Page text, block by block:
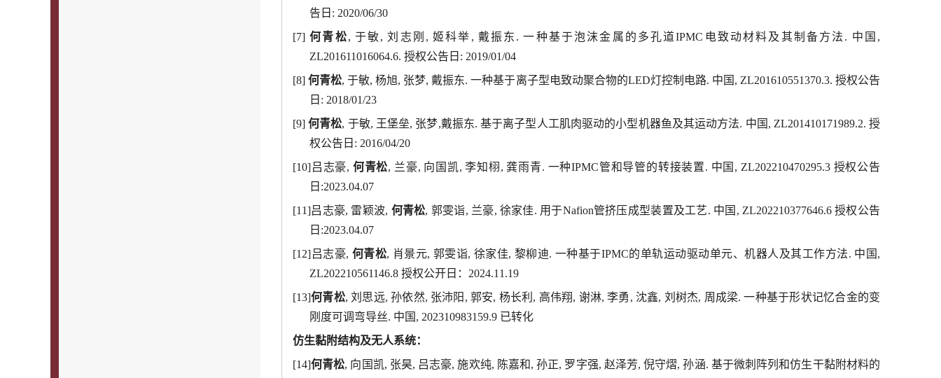
告日: 2020/06/30
[7]何青松, 于敏, 刘志刚, 姬科举, 戴振东. 一种基于泡沫金属的多孔道IPMC电致动材料及其制备方法. 中国,
ZL201611016064.6. 授权公告日: 2019/01/04
[8]何青松, 于敏, 杨旭, 张梦, 戴振东. 一种基于离子型电致动聚合物的LED灯控制电路. 中国, ZL201610551370.3. 授权公告
日: 2018/01/23
[9]何青松, 于敏, 王堡垒, 张梦,戴振东. 基于离子型人工肌肉驱动的小型机器鱼及其运动方法. 中国, ZL201410171989.2. 授
权公告日: 2016/04/20
[10]吕志豪, 何青松, 兰豪, 向国凯, 李知栩, 龚雨青. 一种IPMC管和导管的转接装置. 中国, ZL202210470295.3 授权公告
日:2023.04.07
[11]吕志豪, 雷颖波, 何青松, 郭雯诣, 兰豪, 徐家佳. 用于Nafion管挤压成型装置及工艺. 中国, ZL202210377646.6 授权公告
日:2023.04.07
[12]吕志豪, 何青松, 肖景元, 郭雯诣, 徐家佳, 黎柳迪. 一种基于IPMC的单轨运动驱动单元、机器人及其工作方法. 中国,
ZL202210561146.8 授权公开日：2024.11.19
[13]何青松, 刘思远, 孙依然, 张沛阳, 郭安, 杨长利, 高伟翔, 谢淋, 李勇, 沈鑫, 刘树杰, 周成梁. 一种基于形状记忆合金的变
刚度可调弯导丝. 中国, 202310983159.9 已转化
仿生黏附结构及无人系统：
[14]何青松, 向国凯, 张昊, 吕志豪, 施欢纯, 陈嘉和, 孙正, 罗字强, 赵泽芳, 倪守熠, 孙涵. 基于微刺阵列和仿生干黏附材料的